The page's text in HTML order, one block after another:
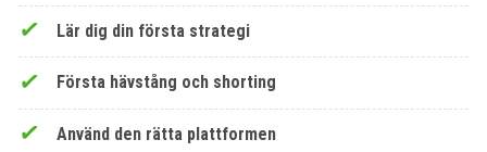
Lär dig din första strategi
Första hävstång och shorting
Använd den rätta plattformen